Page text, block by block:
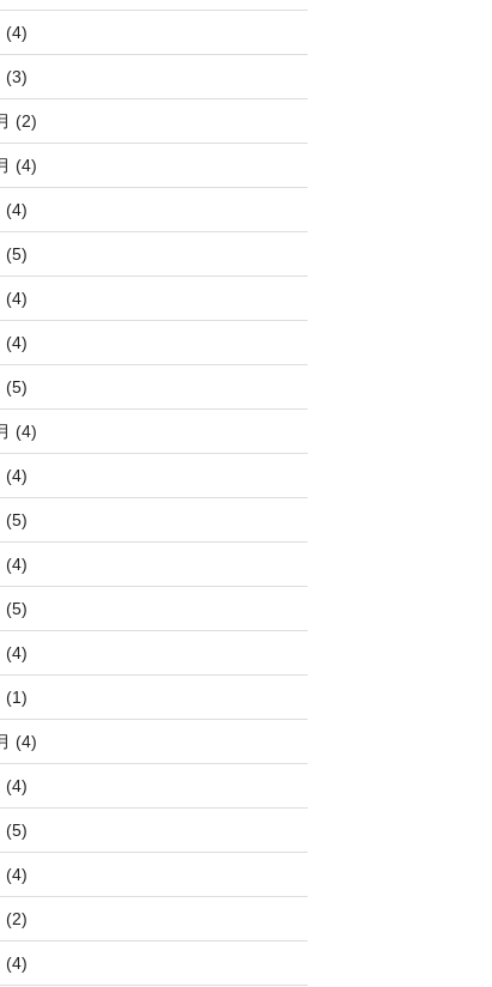
(4)
(3)
(2)
(4)
(4)
(5)
(4)
(4)
(5)
(4)
(4)
(5)
(4)
(5)
(4)
(1)
(4)
(4)
(5)
(4)
(2)
(4)